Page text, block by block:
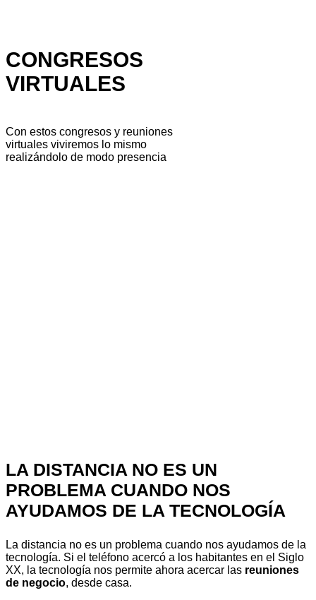
CONGRESOS
VIRTUALES
Con estos congresos y reuniones
virtuales viviremos lo mismo
realizándolo de modo presencia
LA DISTANCIA NO ES UN
PROBLEMA CUANDO NOS
AYUDAMOS DE LA TECNOLOGÍA
La distancia no es un problema cuando nos ayudamos de la
tecnología. Si el teléfono acercó a los habitantes en el Siglo
XX, la tecnología nos permite ahora acercar las reuniones
de negocio, desde casa.